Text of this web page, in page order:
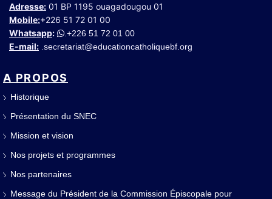
Adresse: 01 BP 1195 ouagadougou 01
Mobile:+226 51 72 01 00
Whatsapp: +226 51 72 01 00
E-mail: secretariat@educationcatholiquebf.org
A PROPOS
Historique
Présentation du SNEC
Mission et vision
Nos projets et programmes
Nos partenaires
Message du Président de la Commission Épiscopale pour